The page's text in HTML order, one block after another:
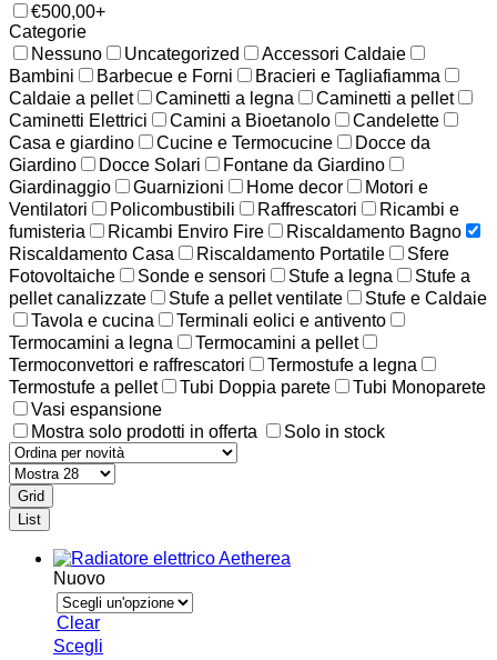
€500,00+
Categorie
Nessuno
Uncategorized
Accessori Caldaie
Bambini
Barbecue e Forni
Bracieri e Tagliafiamma
Caldaie a pellet
Caminetti a legna
Caminetti a pellet
Caminetti Elettrici
Camini a Bioetanolo
Candelette
Casa e giardino
Cucine e Termocucine
Docce da
Giardino
Docce Solari
Fontane da Giardino
Giardinaggio
Guarnizioni Home decor
Motori e
Ventilatori
Policombustibili Raffrescatori
Ricambi e
fumisteria
Ricambi Enviro Fire
Riscaldamento Bagno
Riscaldamento Casa
Riscaldamento Portatile
Sfere
Fotovoltaiche
Sonde e sensori Stufe a legna
Stufe a
pellet canalizzate
Stufe a pellet ventilate
Stufe e Caldaie
Tavola e cucina
Terminali eolici e antivento
Termocamini a legna
Termocamini a pellet
Termoconvettori e raffrescatori
Termostufe a legna
Termostufe a pellet
Tubi Doppia parete
Tubi Monoparete
Vasi espansione
Mostra solo prodotti in offerta
Solo in stock
Grid
List
Nuovo
Clear
Scegli